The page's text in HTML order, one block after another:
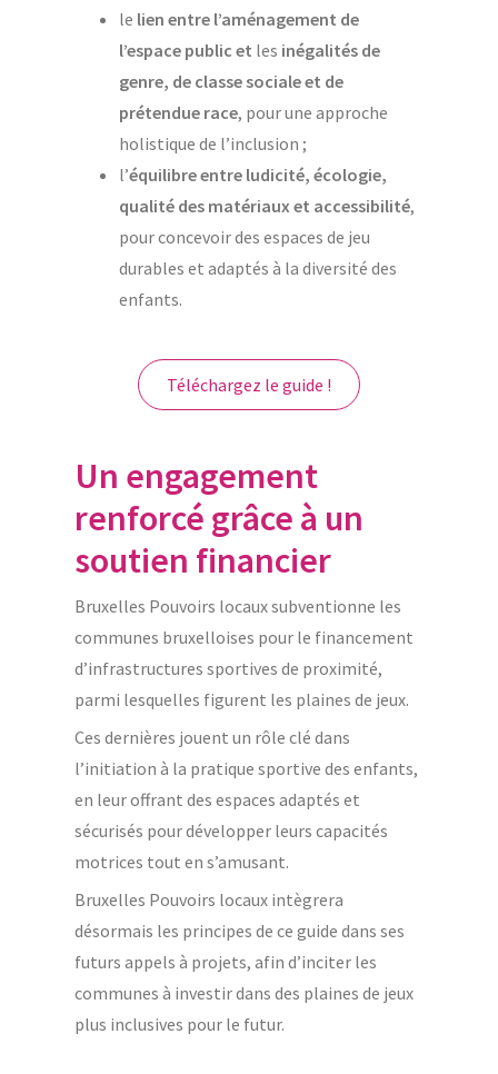
le lien entre l’aménagement de
l’espace public et les inégalités de
genre, de classe sociale et de
prétendue race, pour une approche
holistique de l’inclusion ;
l’équilibre entre ludicité, écologie,
qualité des matériaux et accessibilité,
pour concevoir des espaces de jeu
durables et adaptés à la diversité des
enfants.
Téléchargez le guide !
Un engagement
renforcé grâce à un
soutien financier
Bruxelles Pouvoirs locaux subventionne les
communes bruxelloises pour le financement
d’infrastructures sportives de proximité,
parmi lesquelles figurent les plaines de jeux.
Ces dernières jouent un rôle clé dans
l’initiation à la pratique sportive des enfants,
en leur offrant des espaces adaptés et
sécurisés pour développer leurs capacités
motrices tout en s’amusant.
Bruxelles Pouvoirs locaux intègrera
désormais les principes de ce guide dans ses
futurs appels à projets, afin d’inciter les
communes à investir dans des plaines de jeux
plus inclusives pour le futur.